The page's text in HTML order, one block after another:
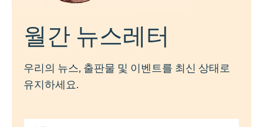
월간 뉴스레터
우리의 뉴스, 출판물 및 이벤트를 최신 상태로
유지하세요.